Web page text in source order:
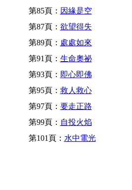
第85頁： 因緣是空
第87頁： 欲望得失
第89頁： 處處如來
第91頁： 生命奧祕
第93頁： 即心即佛
第95頁： 救人救心
第97頁： 要走正路
第99頁： 自投火焰
第101頁： 水中電光